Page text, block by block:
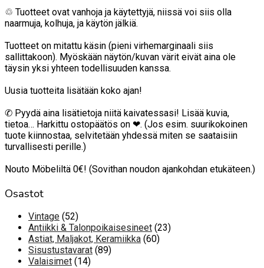
♲ Tuotteet ovat vanhoja ja käytettyjä, niissä voi siis olla
naarmuja, kolhuja, ja käytön jälkiä.
Tuotteet on mitattu käsin (pieni virhemarginaali siis
sallittakoon). Myöskään näytön/kuvan värit eivät aina ole
täysin yksi yhteen todellisuuden kanssa.
Uusia tuotteita lisätään koko ajan!
✆ Pyydä aina lisätietoja niitä kaivatessasi! Lisää kuvia,
tietoa… Harkittu ostopäätös on ❤. (Jos esim. suurikokoinen
tuote kiinnostaa, selvitetään yhdessä miten se saataisiin
turvallisesti perille.)
Nouto Möbeliltä 0€! (Sovithan noudon ajankohdan etukäteen.)
Osastot
Vintage 5252
tuotetta
Antiikki & Talonpoikaisesineet 2323
Astiat, Maljakot, Keramiikka 6060
Sisustustavarat 8989
Valaisimet 1414